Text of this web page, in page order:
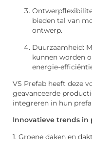
bieden tal van
ontwerp.
Duurzaamheid:
kunnen worden
energie-
VS Prefab heeft deze
geavanceerde
integreren in hun
Innovatieve trends
1. Groene daken en